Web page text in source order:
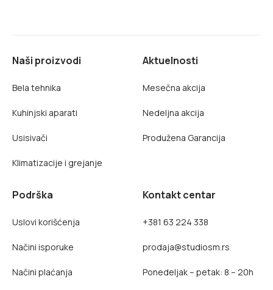
Naši proizvodi
Bela tehnika
Kuhinjski aparati
Usisivači
Klimatizacije i grejanje
Aktuelnosti
Mesečna akcija
Nedeljna akcija
Produžena Garancija
Podrška
Uslovi korišćenja
Načini isporuke
Načini plaćanja
Kontakt centar
+381 63 224 338
prodaja@studiosm.rs
Ponedeljak – petak: 8 – 20h